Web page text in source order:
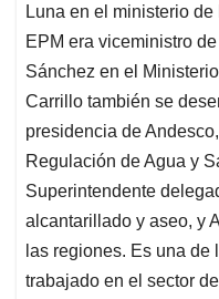
Luna en el ministerio
EPM era viceministro
Sánchez en el
Carrillo también se
presidencia de
Regulación de Agua y
Superintendente
alcantarillado y aseo, y
las regiones. Es una de
trabajado en el sector